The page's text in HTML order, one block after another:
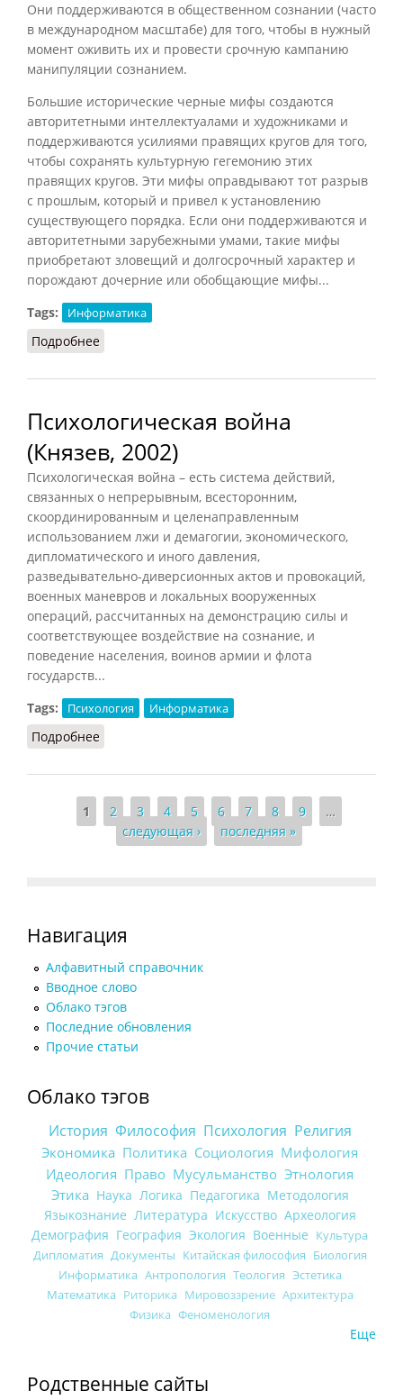
Они поддерживаются в общественном сознании (часто
в международном масштабе) для того, чтобы в нужный
момент оживить их и провести срочную кампанию
манипуляции сознанием.
Большие исторические черные мифы создаются
авторитетными интеллектуалами и художниками и
поддерживаются усилиями правящих кругов для того,
чтобы сохранять культурную гегемонию этих
правящих кругов. Эти мифы оправдывают тот разрыв
с прошлым, который и привел к установлению
существующего порядка. Если они поддерживаются и
авторитетными зарубежными умами, такие мифы
приобретают зловещий и долгосрочный характер и
порождают дочерние или обобщающие мифы...
Tags:
Информатика
Подробнее
Психологическая война
(Князев, 2002)
Психологическая война – есть система действий,
связанных о непрерывным, всесторонним,
скоординированным и целенаправленным
использованием лжи и демагогии, экономического,
дипломатического и иного давления,
разведывательно-диверсионных актов и провокаций,
военных маневров и локальных вооруженных
операций, рассчитанных на демонстрацию силы и
соответствующее воздействие на сознание, и
поведение населения, воинов армии и флота
государств...
Tags:
Психология Информатика
Подробнее
Страницы
1 2 3 4 5 6 7 8 9
…
следующая ›
последняя »
Навигация
Алфавитный справочник
Вводное слово
Облако тэгов
Последние обновления
Прочие статьи
Облако тэгов
История Философия Психология Религия
Экономика Политика Социология Мифология
Идеология Право Мусульманство Этнология
Этика Наука Логика Педагогика Методология
Языкознание Литература Искусство Археология
Демография География Экология Военные Культура
Дипломатия Документы Китайская философия Биология
Информатика Антропология Теология Эстетика
Математика Риторика Мировоззрение Архитектура
Физика Феноменология
Еще
Родственные сайты